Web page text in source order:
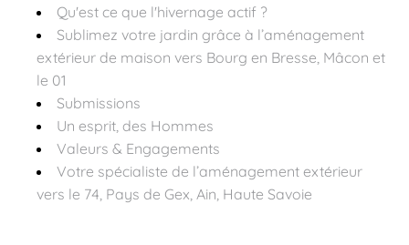
Qu'est ce que l'hivernage actif ?
Sublimez votre jardin grâce à l’aménagement
extérieur de maison vers Bourg en Bresse, Mâcon et
le 01
Submissions
Un esprit, des Hommes
Valeurs & Engagements
Votre spécialiste de l’aménagement extérieur
vers le 74, Pays de Gex, Ain, Haute Savoie